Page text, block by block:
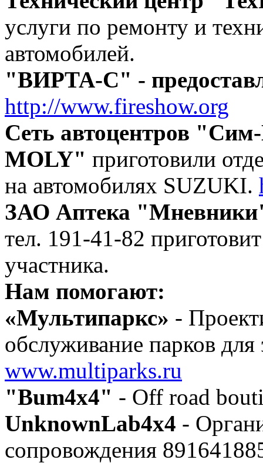
услуги по ремонту и
автомобилей.
"ВИРТА-С" -
http://www.fireshow.org
Сеть автоцентров
MOLY" приготовили
на автомобилях SUZUKI.
ЗАО Аптека
тел. 191-41-82
участника.
Нам помогают:
«Мультипаркс» -
обслуживание парков
www.multiparks.ru
"Bum4x4" - Off road
UnknownLab4x4 -
сопровождения